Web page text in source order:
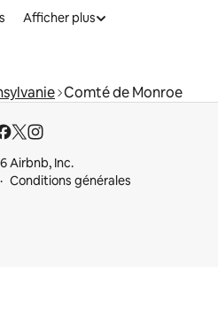
Afficher plus
Comté de Monroe
Airbnb, Inc.
Conditions générales